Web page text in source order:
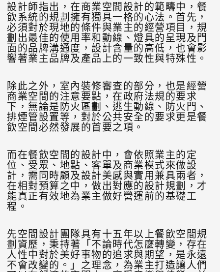
設計師指出，在商業空間設計的範疇中，餐
飲系統的規劃擁有獨具一格的心法。首先，
必須對於現地的條件與業主的經營項目，規
劃出最佳的使用率和動線、燈具的呈現及門
面的品牌溝通度，設計含量的高低，也會影
響著業主品牌及產品上的一致性與特殊性。
除此之外，室內裝修審查的部分，也是經營
商業空間的注意要點，在政府法規的要求
下，無論是防火區劃、逃生動線、防火門、
排煙管設置等，對於公共安全的要求更是餐
飲空間必然發展的首要之項。
而在餐飲空間的設計中，會依照業主的定
位、受眾、地點、客單及商業模式來做設
計，需同時顧及設計美感與實用兼具兩者，
在相對預算之中，做出對應的設計規劃，才
能真正有效地為業主做好營運前的基礎工
程。
先空間設計團隊具有十五年以上餐飲空間規
劃資歷，秉持著「不論時代怎麼轉變，存在
人性中對於美好事物的追求與期望，是永遠
不會改變的。」之理念，為業主打造讓人們